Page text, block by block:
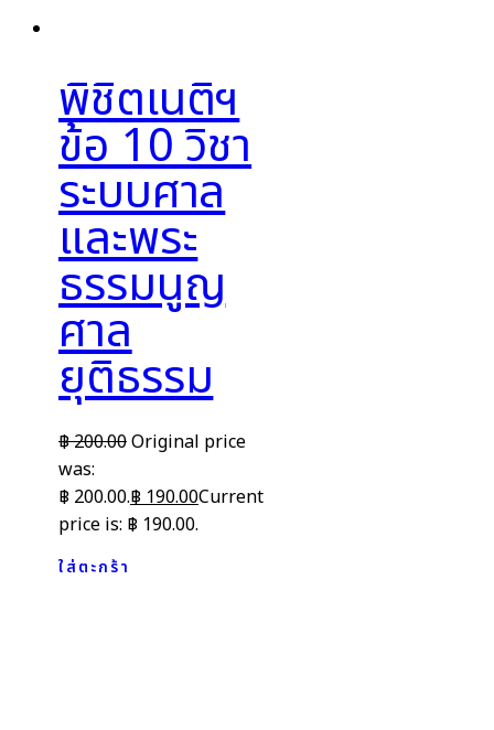
พิชิตเนติฯ
ข้อ 10 วิชา
ระบบศาล
และพระ
ธรรมนูญ
ศาล
ยุติธรรม
฿200.00Original price
was:
฿ 200.00.฿ 190.00Current
price is: ฿ 190.00.
ใส่ตะกร้า